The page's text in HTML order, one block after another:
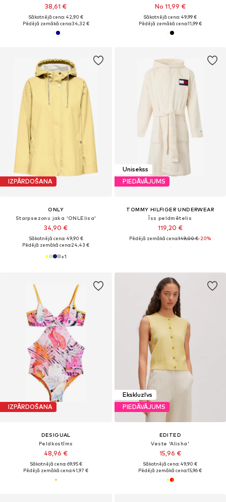
38,61 €
Sākotnējā cena: 42,90 €
Pēdējā zemākā cena:34,32 €
No 11,99 €
Sākotnējā cena: 49,99 €
Pēdējā zemākā cena:11,99 €
IZPĀRDOŠANA
ONLY
Starpsezonu jaka 'ONLElisa'
34,90 €
Sākotnējā cena: 49,90 €
Pēdējā zemākā cena:24,43 €
+1
Unisekss
PIEDĀVĀJUMS
TOMMY HILFIGER UNDERWEAR
Īss peldmētelis
119,20 €
Pēdējā zemākā cena:149,00 €-20%
IZPĀRDOŠANA
DESIGUAL
Peldkostīms
48,96 €
Sākotnējā cena: 69,95 €
Pēdējā zemākā cena:41,97 €
Ekskluzīvs
PIEDĀVĀJUMS
EDITED
Veste 'Alisha'
15,96 €
Sākotnējā cena: 49,90 €
Pēdējā zemākā cena:15,96 €